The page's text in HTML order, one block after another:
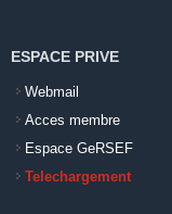
ESPACE PRIVE
Webmail
Acces membre
Espace GeRSEF
Telechargement